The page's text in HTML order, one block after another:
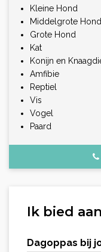
Kleine Hond
Middelgrote Hond
Grote Hond
Kat
Konijn en
Amfibie
Reptiel
Vis
Vogel
Paard
Ik bied aan
Dagoppas bij